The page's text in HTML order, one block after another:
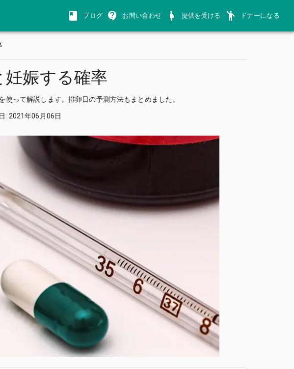
ブログ お問い合わせ 提供を受ける ドナーになる
妊娠する確率
って解説します。排卵日の予測方法もまとめました。
: 2021年06月06日